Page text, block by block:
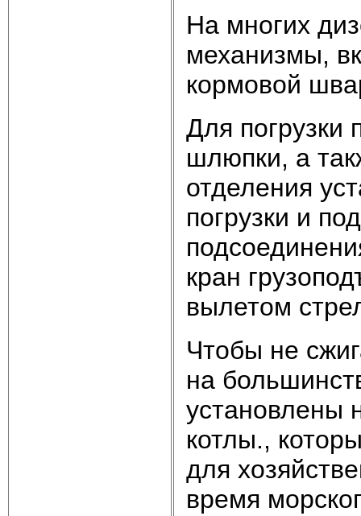
На многих
механизмы,
кормовой
Для погрузки
шлюпки, а
отделения
погрузки и
кран
вылетом
Чтобы не
на
установлены
котлы.,
для
время